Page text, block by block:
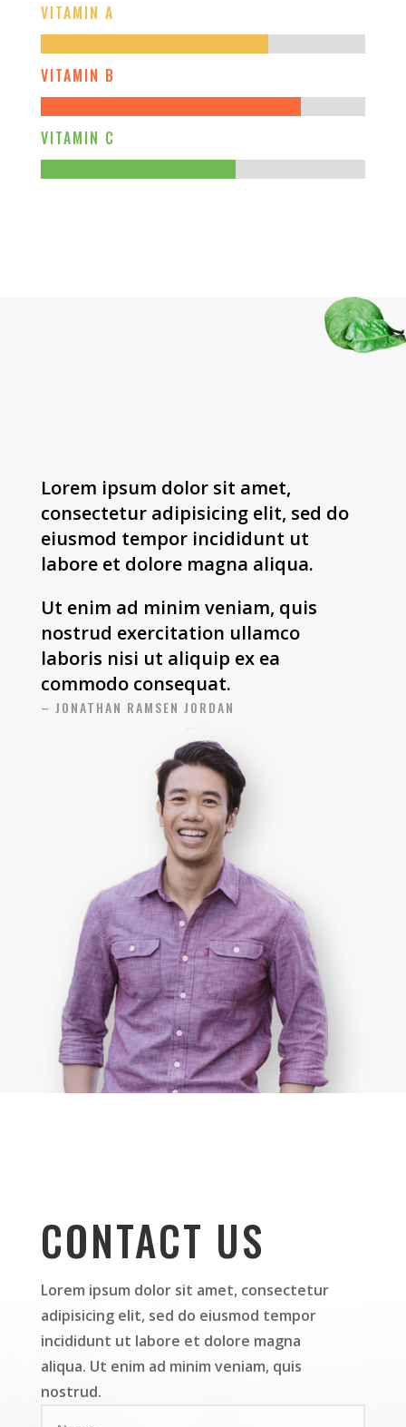
VITAMIN A
VITAMIN B
VITAMIN C
Lorem ipsum dolor sit amet,
consectetur adipisicing elit, sed do
eiusmod tempor incididunt ut
labore et dolore magna aliqua.
Ut enim ad minim veniam, quis
nostrud exercitation ullamco
laboris nisi ut aliquip ex ea
commodo consequat.
– JONATHAN RAMSEN JORDAN
CONTACT US
Lorem ipsum dolor sit amet, consectetur
adipisicing elit, sed do eiusmod tempor
incididunt ut labore et dolore magna
aliqua. Ut enim ad minim veniam, quis
nostrud.